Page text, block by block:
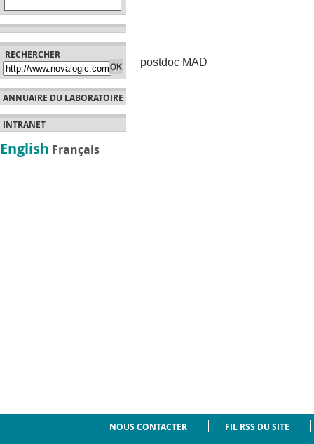
RECHERCHER
ANNUAIRE DU LABORATOIRE
INTRANET
English Français
postdoc MAD
NOUS CONTACTER FIL RSS DU SITE